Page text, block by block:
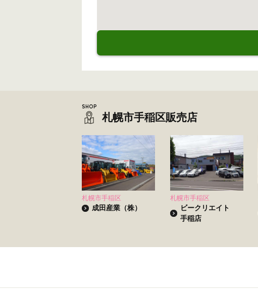
札幌市手稲区販売店
札幌市手稲区
成田産業（株）
札幌市手稲区
ビークリエイト
手稲店